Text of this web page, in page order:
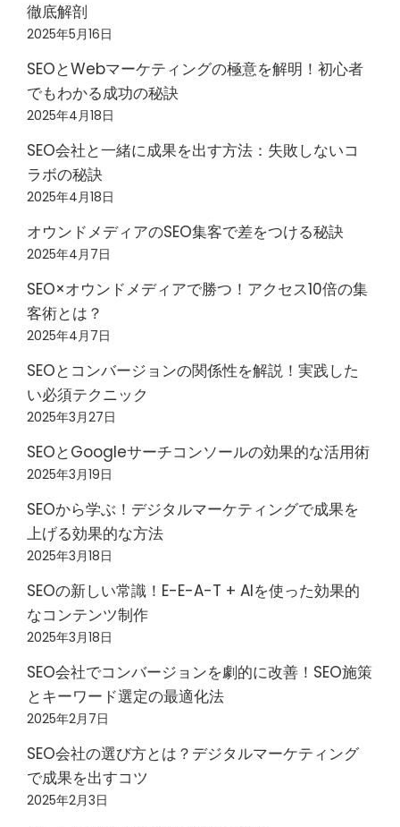
徹底解剖
2025年5月16日
SEOとWebマーケティングの極意を解明！初心者
でもわかる成功の秘訣
2025年4月18日
SEO会社と一緒に成果を出す方法：失敗しないコ
ラボの秘訣
2025年4月18日
オウンドメディアのSEO集客で差をつける秘訣
2025年4月7日
SEO×オウンドメディアで勝つ！アクセス10倍の集
客術とは？
2025年4月7日
SEOとコンバージョンの関係性を解説！実践した
い必須テクニック
2025年3月27日
SEOとGoogleサーチコンソールの効果的な活用術
2025年3月19日
SEOから学ぶ！デジタルマーケティングで成果を
上げる効果的な方法
2025年3月18日
SEOの新しい常識！E-E-A-T + AIを使った効果的
なコンテンツ制作
2025年3月18日
SEO会社でコンバージョンを劇的に改善！SEO施策
とキーワード選定の最適化法
2025年2月7日
SEO会社の選び方とは？デジタルマーケティング
で成果を出すコツ
2025年2月3日